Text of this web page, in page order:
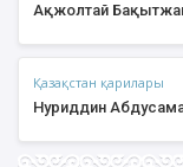
Ақжолтай
Қазақстан қарилары
Нуриддин